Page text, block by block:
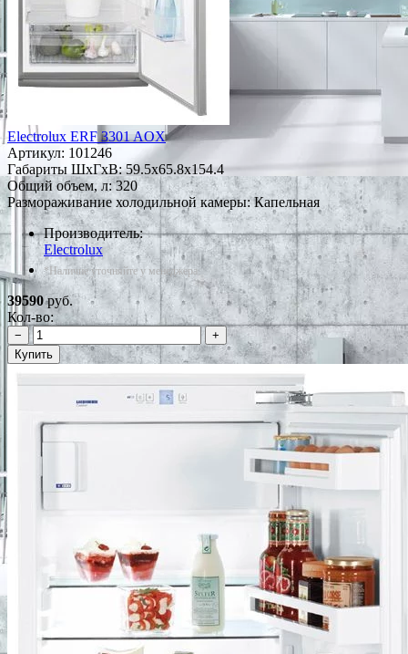
Electrolux ERF 3301 AOX
Артикул: 101246
Габариты ШxГxВ: 59.5x65.8x154.4
Общий объем, л: 320
Размораживание холодильной камеры: Капельная
Производитель:
Electrolux
*Наличие уточняйте у менеджера
39590руб.
Кол-во:
−
+
Купить